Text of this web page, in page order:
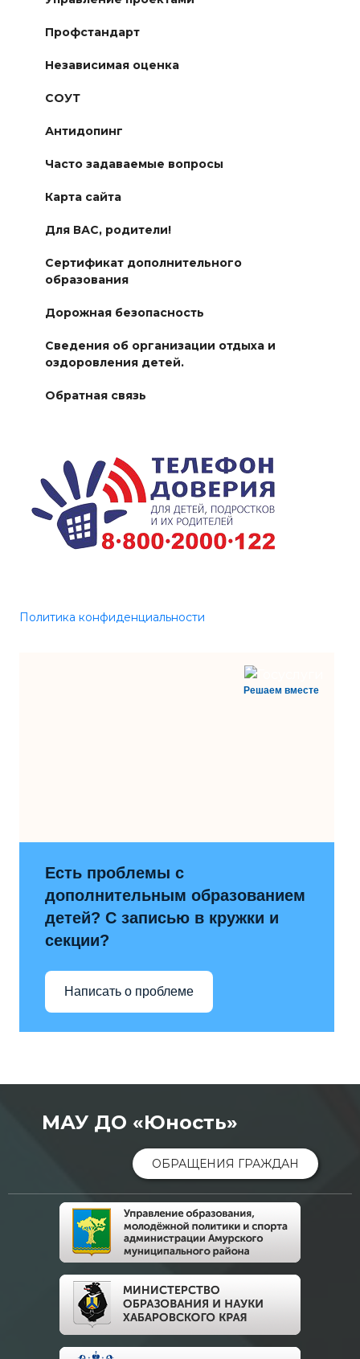
Профстандарт
Независимая оценка
СОУТ
Антидопинг
Часто задаваемые вопросы
Карта сайта
Для ВАС, родители!
Сертификат дополнительного
образования
Дорожная безопасность
Сведения об организации отдыха и
оздоровления детей.
Обратная связь
Политика конфиденциальности
Решаем вместе
Есть проблемы с
дополнительным образованием
детей? С записью в кружки и
секции?
Написать о проблеме
МАУ ДО «Юность»
ОБРАЩЕНИЯ ГРАЖДАН